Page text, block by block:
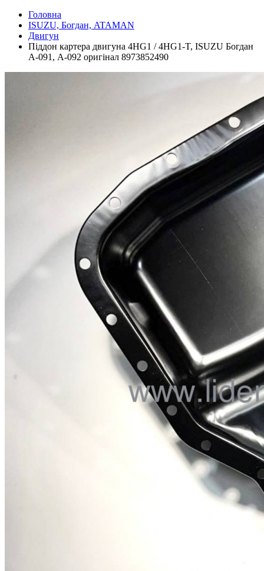
Головна
ISUZU, Богдан, ATAMAN
Двигун
Піддон картера двигуна 4HG1 / 4HG1-T, ISUZU Богдан
А-091, А-092 оригінал 8973852490